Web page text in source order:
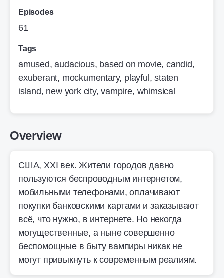
Overview
США, ХХI век. Жители городов давно
пользуются беспроводным интернетом,
мобильными телефонами, оплачивают
покупки банковскими картами и заказывают
всё, что нужно, в интернете. Но некогда
могущественные, а ныне совершенно
беспомощные в быту вампиры никак не
могут привыкнуть к современным реалиям.
Episodes
61
Tags
amused,audacious, based on movie,candid,
exuberant, mockumentary, playful ,staten
island, new york city,vampire, whimsical